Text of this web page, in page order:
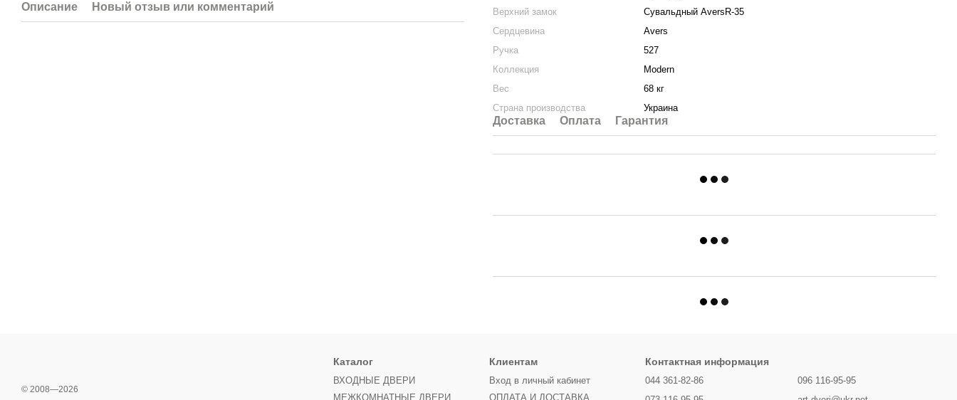
Описание Новый отзыв или комментарий
Верхний замок
Сувальдный AversR-35
Сердцевина
Avers
Ручка
527
Коллекция
Modern
Вес
68 кг
Страна производства
Украина
Доставка Оплата Гарантия
© 2008—2026
Каталог
ВХОДНЫЕ ДВЕРИ
МЕЖКОМНАТНЫЕ ДВЕРИ
Клиентам
Вход в личный кабинет
ОПЛАТА И ДОСТАВКА
Контактная информация
044 361-82-86
096 116-95-95